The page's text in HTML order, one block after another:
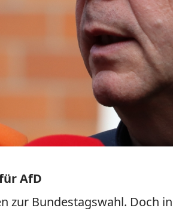
AfD
zur Bundestagswahl. Doch